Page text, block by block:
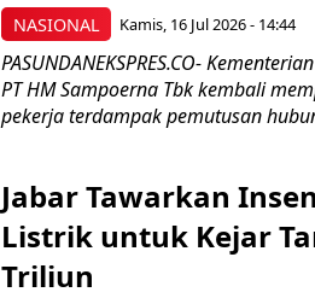
NASIONAL Kamis, 16 Jul 2026 - 14:44
PASUNDANEKSPRES.CO-
PT HM Sampoerna Tbk kembali
pekerja terdampak pemutusan
Jabar Tawarkan
Listrik untuk Kejar
Triliun